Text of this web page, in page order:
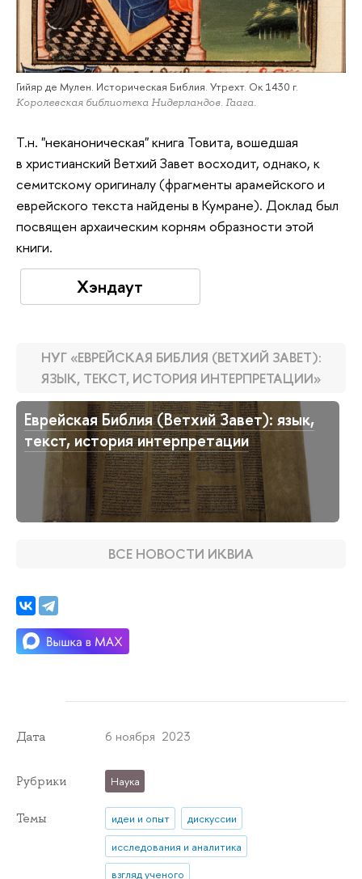
Гийяр де Мулен. Историческая Библия. Утрехт. Ок 1430 г.
Королевская библиотека Нидерландов. Гаага.
Т.н. "неканоническая" книга Товита, вошедшая
в христианский Ветхий Завет восходит, однако, к
семитскому оригиналу (фрагменты арамейского и
еврейского текста найдены в Кумране). Доклад был
посвящен архаическим корням образности этой
книги.
Хэндаут
НУГ «ЕВРЕЙСКАЯ БИБЛИЯ (ВЕТХИЙ ЗАВЕТ):
ЯЗЫК, ТЕКСТ, ИСТОРИЯ ИНТЕРПРЕТАЦИИ»
Еврейская Библия (Ветхий Завет): язык,
текст, история интерпретации
ВСЕ НОВОСТИ ИКВИА
Дата 6 ноября 2023
Рубрики Наука
Темы идеи и опыт
дискуссии
исследования и аналитика
взгляд ученого